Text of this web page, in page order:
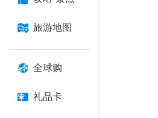
旅游地图
全球购
礼品卡